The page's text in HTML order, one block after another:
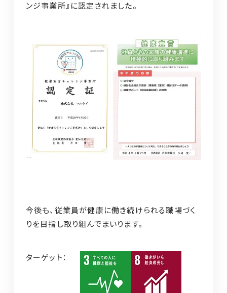
ンジ事業所』に認定されました。
今後も、従業員が健康に働き続けられる職場づく
りを目指し取り組んでまいります。
ターゲット：